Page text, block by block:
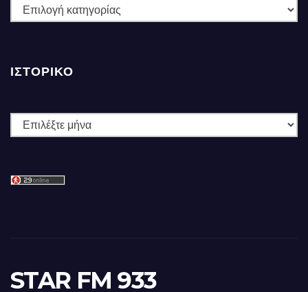
ΚΑΤΗΓΟΡΙΕΣ
ΙΣΤΟΡΙΚΌ
Ιστορικό
STAR FM 933